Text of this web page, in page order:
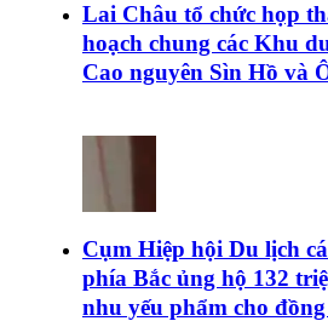
Lai Châu tổ chức họp
hoạch chung các Khu
Cao nguyên Sìn Hồ và
Cụm Hiệp hội Du lịch
phía Bắc ủng hộ 132
nhu yếu phẩm cho